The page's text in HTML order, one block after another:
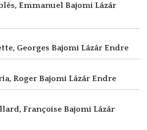
Emmanuel Bajomi Lázár
Georges Bajomi Lázár Endre
Roger Bajomi Lázár Endre
Françoise Bajomi Lázár